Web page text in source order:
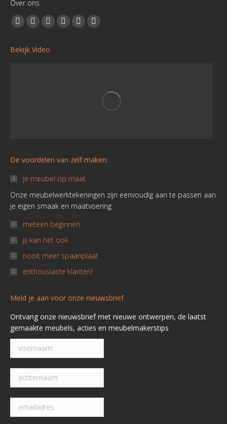
Over ons
Vind ons op:
Facebook
opens
YouTube
opens
Linkedin
opens
PinterestInstagram
Website
window
Bekijk Video
De voordelen van zelf maken:
je meubel op maat
Onze meubelwerktekeningen zijn eenvoudig aan te passen aan
je eigen smaak en maatvoering
meteen beginnen
jij kan het ook
nooit meer spaanplaat
enthousiaste klanten!
Meld je aan voor onze nieuwsbrief
Ontvang onze nieuwsbrief met nieuwe ontwerpen, de laatst
gemaakte meubels, acties en meubelmakerstips